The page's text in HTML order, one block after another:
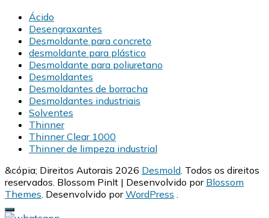
Ácido
Desengraxantes
Desmoldante para concreto
desmoldante para plástico
Desmoldante para poliuretano
Desmoldantes
Desmoldantes de borracha
Desmoldantes industriais
Solventes
Thinner
Thinner Clear 1000
Thinner de limpeza industrial
&cópia; Direitos Autorais 2026 Desmold . Todos os direitos
reservados. Blossom PinIt | Desenvolvido por Blossom
Themes . Desenvolvido porWordPress